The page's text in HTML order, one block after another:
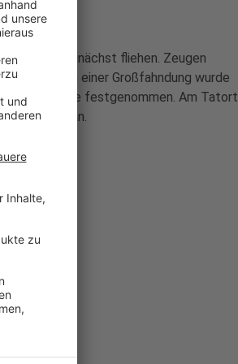
konnte zunächst fliehen. Zeugen
Nach einer Großfahndung wurde
Straße festgenommen. Am Tatort
dauern an.